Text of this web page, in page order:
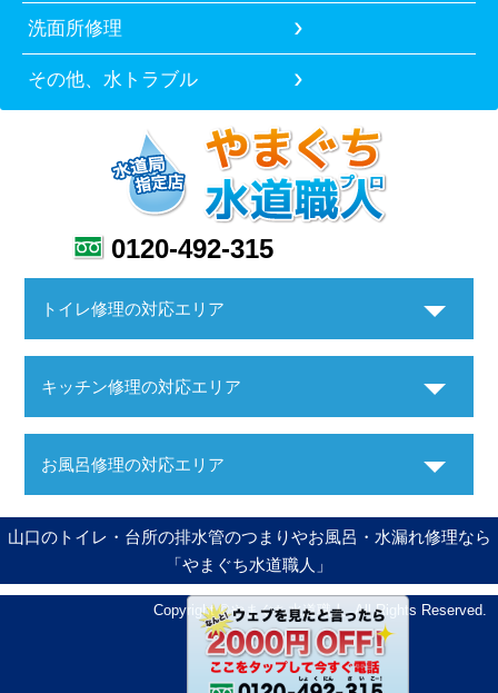
洗面所修理
その他、水トラブル
0120-492-315
トイレ修理の対応エリア
キッチン修理の対応エリア
お風呂修理の対応エリア
山口のトイレ・台所の排水管のつまりやお風呂・水漏れ修理なら
「やまぐち水道職人」
Copyright ©やまぐち水道職人. All Rights Reserved.